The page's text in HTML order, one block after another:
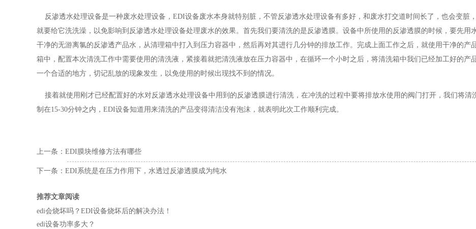
反渗透水处理设备是一种废水处理设备，EDI设备废水本身就特别脏，不管反渗透水处理设备有多好，和废水打交道时间长了，也会变脏
就要给它洗洗澡，以免影响到反渗透水处理设备处理废水的效果。首先我们要清洗的是反渗透膜。设备中所使用的反渗透膜的时候，要先用
干净的无游离氯的反渗透产品水，从清理箱中打入到压力容器中，然后再对其进行几分钟的排放工作。完成上面工作之后，就使用干净的产
箱中，配置本次清洗工作中需要使用的清洗液，紧接着就把清洗液放在压力容器中，在循环一个小时之后，将清洗箱中我们已经加工好的产
一个合适的地方，切记乱放的现象发生，以免使用的时候出现找不到的情况。
接着就使用刚才已经配置好的水对反渗透水处理设备中用到的反渗透膜进行清洗，在冲洗的过程中要将排放水使用的阀门打开，我们将清
制在15-30分钟之内，EDI设备知道用来清洗的产品变得清洁没有泡沫，就表明此次工作顺利完成。
上一条： EDI膜块维修方法有哪些
下一条： EDI系统是在压力作用下，水透过反渗透膜成为纯水
推荐文章阅读
edi会烧坏吗？EDI设备烧坏后的解决办法！
edi设备功率多大？